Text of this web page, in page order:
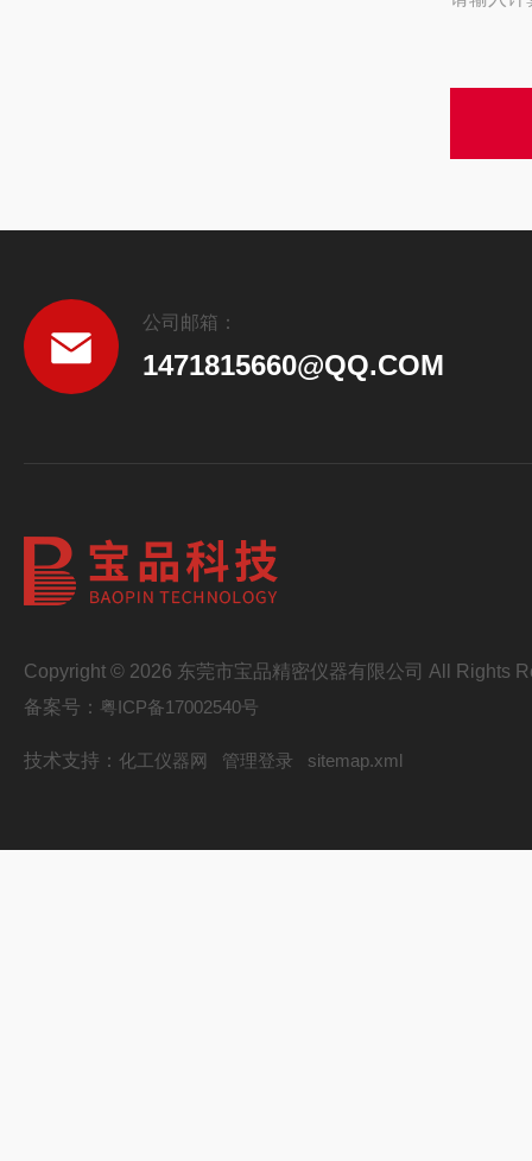
公司邮箱：
1471815660@QQ.COM
Copyright © 2026 东莞市宝品精密仪器有限公司 All Rights
备案号： 粤ICP备17002540号
技术支持： 化工仪器网 管理登录 sitemap.xml